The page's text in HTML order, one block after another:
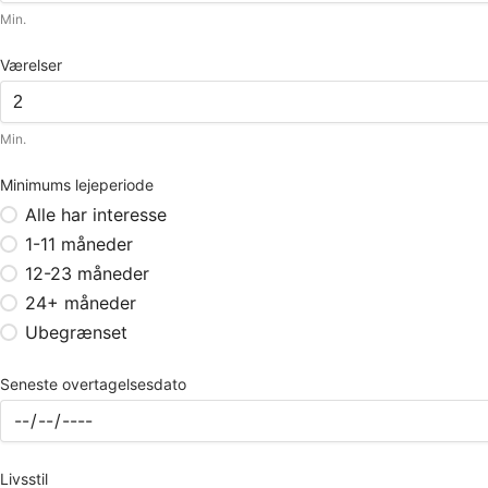
Min.
Værelser
Min.
Minimums lejeperiode
Alle har interesse
1-11 måneder
12-23 måneder
24+ måneder
Ubegrænset
Seneste overtagelsesdato
Livsstil